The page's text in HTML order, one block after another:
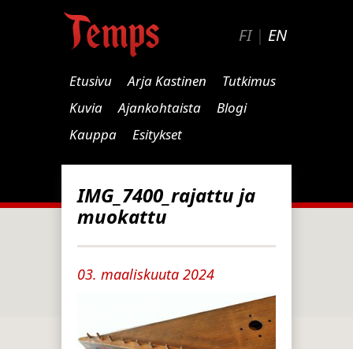
FI| EN
Etusivu Arja Kastinen
Tutkimus
Kuvia
Ajankohtaista
Blogi
Kauppa
Esitykset
IMG_7400_rajattu ja
muokattu
03. maaliskuuta 2024